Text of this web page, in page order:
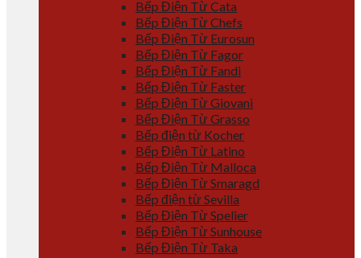
Bếp Điện Từ Cata
Bếp Điện Từ Chefs
Bếp Điện Từ Eurosun
Bếp Điện Từ Fagor
Bếp Điện Từ Fandi
Bếp Điện Từ Faster
Bếp Điện Từ Giovani
Bếp Điện Từ Grasso
Bếp điện từ Kocher
Bếp Điện Từ Latino
Bếp Điện Từ Malloca
Bếp Điện Từ Smaragd
Bếp điện từ Sevilla
Bếp Điện Từ Spelier
Bếp Điện Từ Sunhouse
Bếp Điện Từ Taka